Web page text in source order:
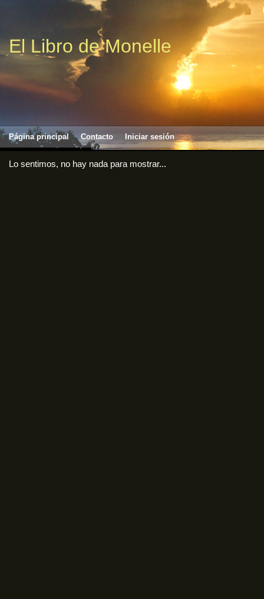
El Libro de Monelle
Página principal Contacto Iniciar sesión
Lo sentimos, no hay nada para mostrar...